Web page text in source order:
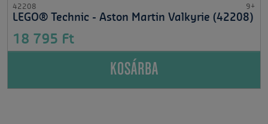
42208 9+
LEGO® Technic - Aston Martin Valkyrie (42208)
18 795 Ft
KOSÁRBA